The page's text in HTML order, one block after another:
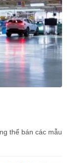
thể bán các mẫu